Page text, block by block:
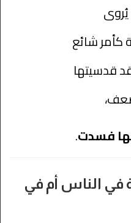
يُروى
كأمر شائع
قدسيتها
فسدت.
الناس أم في